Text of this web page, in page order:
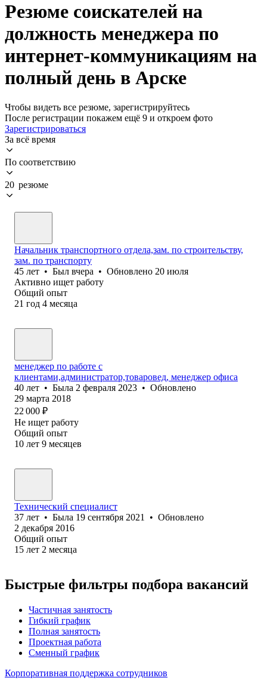
Резюме соискателей на
должность менеджера по
интернет-коммуникациям на
полный день в Арске
Чтобы видеть все резюме, зарегистрируйтесь
После регистрации покажем ещё 9 и откроем фото
Зарегистрироваться
За всё время
По соответствию
20 резюме
Начальник транспортного отдела,зам. по строительству,
зам. по транспорту
45 лет • Был вчера • Обновлено 20 июля
Активно ищет работу
Общий опыт
21 год 4 месяца
менеджер по работе с
клиентами,администратор,товаровед, менеджер офиса
40 лет • Была 2 февраля 2023 • Обновлено
29 марта 2018
22 000 ₽
Не ищет работу
Общий опыт
10 лет 9 месяцев
Технический специалист
37 лет • Была 19 сентября 2021 • Обновлено
2 декабря 2016
Общий опыт
15 лет 2 месяца
Быстрые фильтры подбора вакансий
Частичная занятость
Гибкий график
Полная занятость
Проектная работа
Сменный график
Корпоративная поддержка сотрудников